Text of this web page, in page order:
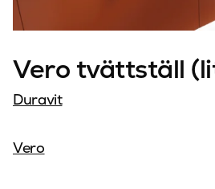
Vero tvättställ
Duravit
Vero